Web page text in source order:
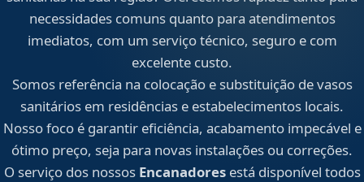
necessidades comuns quanto para atendimentos
imediatos, com um serviço técnico, seguro e com
excelente custo.
Somos referência na colocação e substituição de vasos
sanitários em residências e estabelecimentos locais.
Nosso foco é garantir eficiência, acabamento impecável e
ótimo preço, seja para novas instalações ou correções.
O serviço dos nossos Encanadoresestá disponível todos